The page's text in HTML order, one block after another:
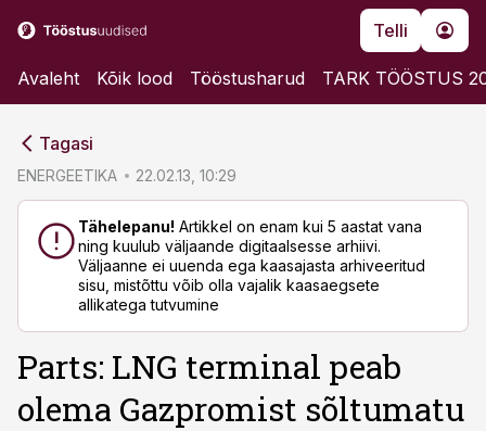
Telli
Avaleht Kõik lood Tööstusharud TARK TÖÖSTUS
Tagasi
ENERGEETIKA 22.02.13, 10:29
Tähelepanu! Artikkel on enam kui 5 aastat vana
ning kuulub väljaande digitaalsesse arhiivi.
Väljaanne ei uuenda ega kaasajasta arhiveeritud
sisu, mistõttu võib olla vajalik kaasaegsete
allikatega tutvumine
Parts: LNG terminal peab
olema Gazpromist sõltumatu